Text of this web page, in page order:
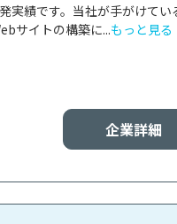
実績です。当社が手がけてい
サイトの構築に...もっと見る
企業詳細